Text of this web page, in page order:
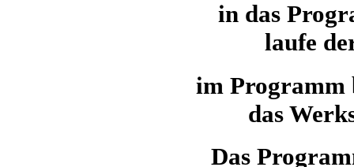
in das
laufe
im Programm
das
Das